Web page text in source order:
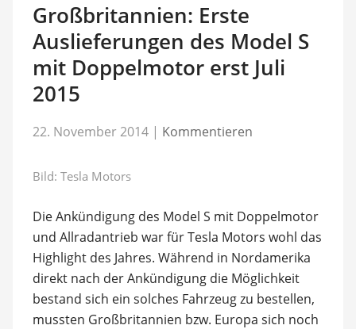
Großbritannien: Erste
Auslieferungen des Model S
mit Doppelmotor erst Juli
2015
22. November 2014 | Kommentieren
Bild: Tesla Motors
Die Ankündigung des Model S mit Doppelmotor
und Allradantrieb war für Tesla Motors wohl das
Highlight des Jahres. Während in Nordamerika
direkt nach der Ankündigung die Möglichkeit
bestand sich ein solches Fahrzeug zu bestellen,
mussten Großbritannien bzw. Europa sich noch